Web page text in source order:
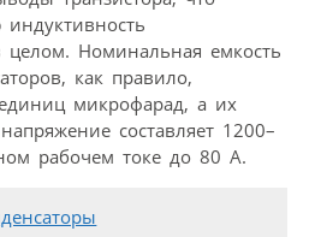
Номинальная емкость
как правило,
микрофарад, а их
составляет 1200–
рабочем токе до 80 A.